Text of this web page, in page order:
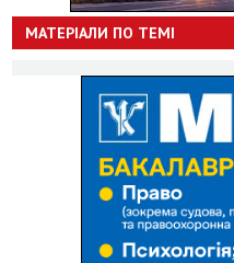
МАТЕРІАЛИ ПО ТЕМІ